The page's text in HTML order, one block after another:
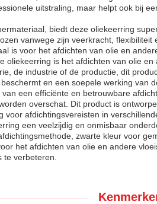
uitstraling, maar helpt ook bij
biedt deze oliekeerring
vanwege zijn veerkracht,
is voor het afdichten van olie en
oliekeerring is het afdichten van olie
de industrie of de productie, dit
en een soepele werking van
een efficiënte en betrouwbare
overschat. Dit product is
voor afdichtingsvereisten in
een veelzijdig en onmisbaar
zwarte kleur voor
het afdichten van olie en andere
verbeteren.